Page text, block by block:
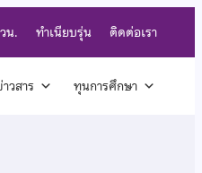
น. ทำเนียบรุ่น ติดต่อเรา
วสาร ทุนการศึกษา